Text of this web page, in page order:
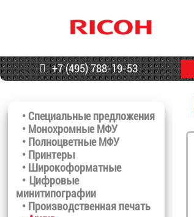
+7 (495) 788-19-53
• Специальные предложения
• Монохромные МФУ
• Полноцветные МФУ
• Принтеры
• Широкоформатные
• Цифровые
минитипографии
• Производственная печать